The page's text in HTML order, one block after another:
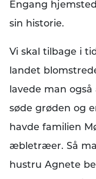
Engang
sin historie.
Vi skal tilbage i
landet
lavede man
søde grøden og
havde familien
æbletræer. Så
hustru Agnete